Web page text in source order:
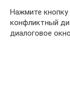
Нажмите
конфликтный
диалоговое